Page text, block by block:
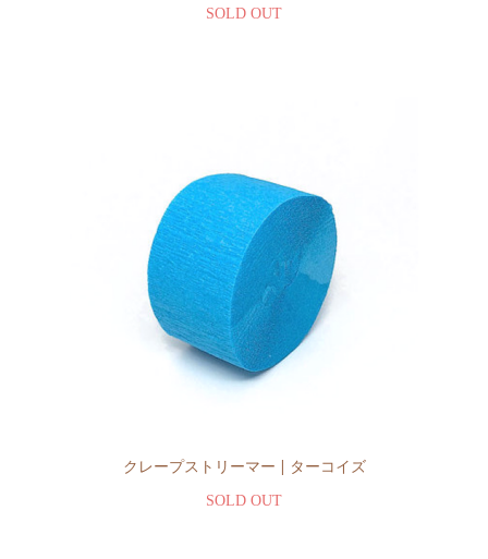
SOLD OUT
クレープストリーマー | ターコイズ
SOLD OUT